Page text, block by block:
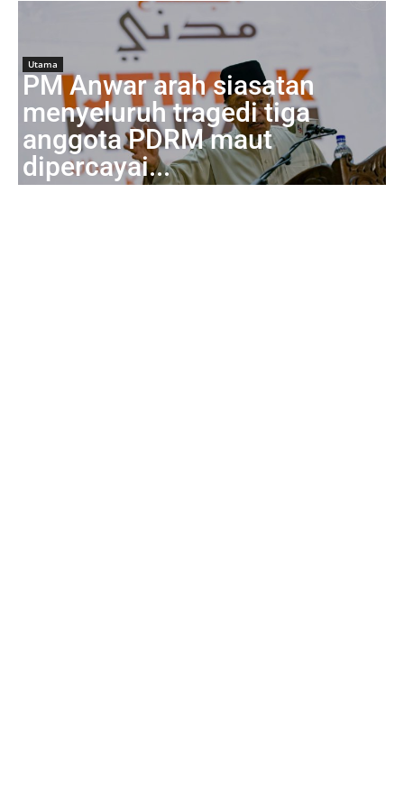
Utama
PM Anwar arah siasatan
menyeluruh tragedi tiga
anggota PDRM maut
dipercayai...